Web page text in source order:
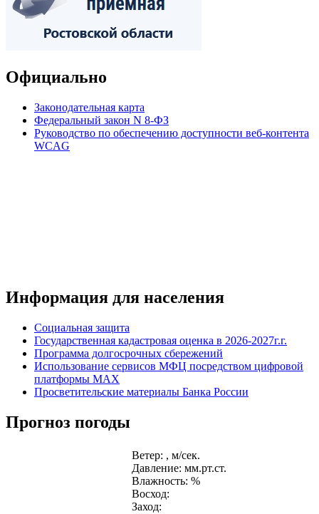
Официально
Законодательная карта
Федеральный закон N 8-ФЗ
Руководство по обеспечению доступности веб-контента
WCAG
Информация для населения
Социальная защита
Государственная кадастровая оценка в 2026-2027г.г.
Программа долгосрочных сбережений
Использование сервисов МФЦ посредством цифровой
платформы MAX
Просветительские материалы Банка России
Прогноз погоды
Ветер: , м/сек.
Давление: мм.рт.ст.
Влажность: %
Восход:
Заход: